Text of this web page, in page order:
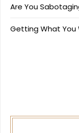
Are You
Getting What You